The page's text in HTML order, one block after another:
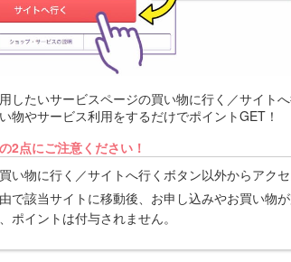
したいサービスページの買い物に行く／サイト
物やサービス利用をするだけでポイントGET！
2点にご注意ください！
い物に行く／サイトへ行くボタン以外からアク
で該当サイトに移動後、お申し込みやお買い物
ポイントは付与されません。